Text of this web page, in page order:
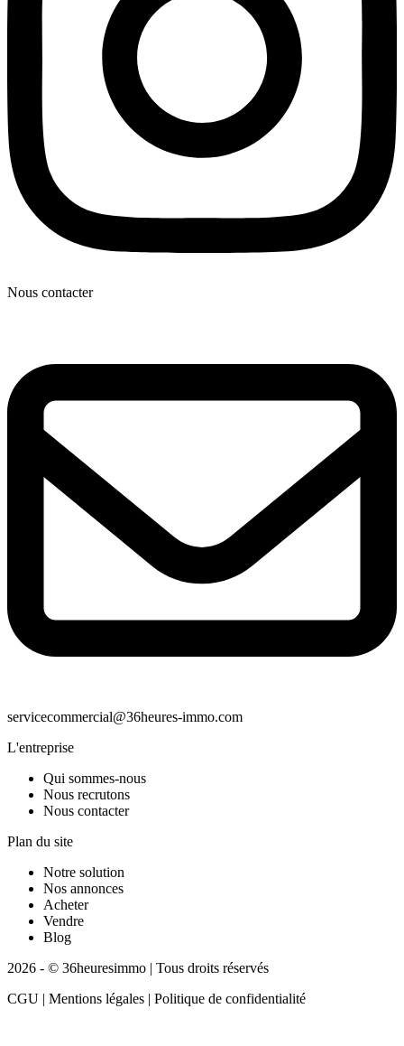
Nous contacter
servicecommercial@36heures-immo.com
L'entreprise
Qui sommes-nous
Nous recrutons
Nous contacter
Plan du site
Notre solution
Nos annonces
Acheter
Vendre
Blog
2026 - © 36heuresimmo | Tous droits réservés
CGU | Mentions légales | Politique de confidentialité